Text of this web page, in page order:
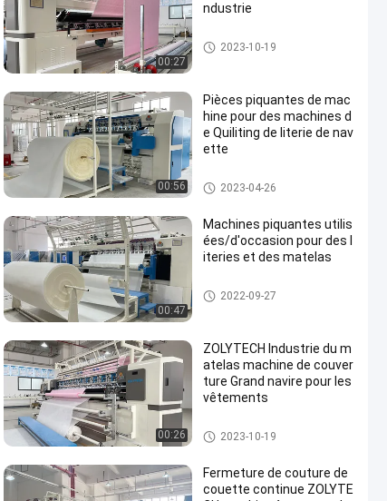
00:27
ndustrie
Machine piquante de matelas
2023-10-19
00:56
Pièces piquantes de mac
hine pour des machines d
e Quiliting de literie de nav
ette
Machine piquante de matelas
2023-04-26
00:47
Machines piquantes utilis
ées/d'occasion pour des l
iteries et des matelas
Machine piquante de matelas
2022-09-27
00:26
ZOLYTECH Industrie du m
atelas machine de couver
ture Grand navire pour les
vêtements
Machine piquante de matelas
2023-10-19
Fermeture de couture de
couette continue ZOLYTE